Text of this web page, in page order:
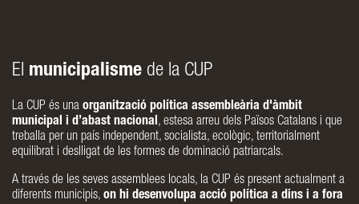
El municipalisme de la CUP
La CUP és una organització política assembleària d'àmbit
municipal i d’abast nacional, estesa arreu dels Països Catalans i que
treballa per un país independent, socialista, ecològic, territorialment
equilibrat i deslligat de les formes de dominació patriarcals.
A través de les seves assemblees locals, la CUP és present actualment a
diferents municipis, on hi desenvolupa acció política a dins i a fora